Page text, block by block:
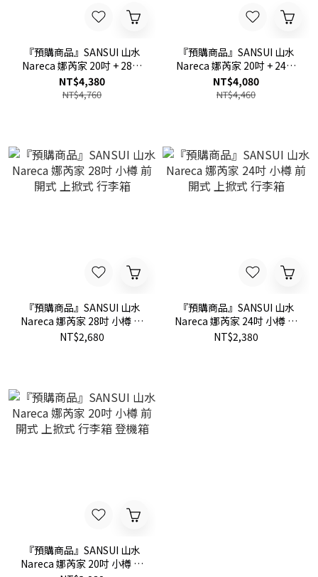
『預購商品』SANSUI 山水
Nareca 娜芮家 20吋 + 28吋
二個一組 小樽 前開式 上掀式
行李箱 登機箱
NT$4,380
NT$4,760
『預購商品』SANSUI 山水
Nareca 娜芮家 20吋 + 24吋
二個一組 小樽 前開式 上掀式
行李箱 登機箱
NT$4,080
NT$4,460
『預購商品』SANSUI 山水
Nareca 娜芮家 28吋 小樽 前
開式 上掀式 行李箱
NT$2,680
『預購商品』SANSUI 山水
Nareca 娜芮家 24吋 小樽 前
開式 上掀式 行李箱
NT$2,380
『預購商品』SANSUI 山水
Nareca 娜芮家 20吋 小樽 前